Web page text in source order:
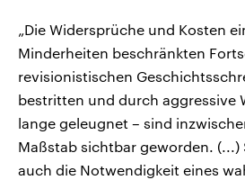
„Die Widersprüche und Kosten
Minderheiten beschränkten
revisionistischen
bestritten und durch aggressive
lange geleugnet – sind
Maßstab sichtbar geworden. (...)
auch die Notwendigkeit eines